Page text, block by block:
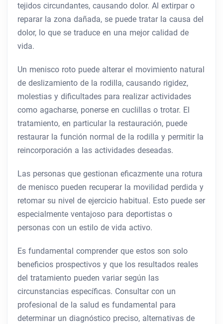
tejidos circundantes, causando dolor. Al extirpar o
reparar la zona dañada, se puede tratar la causa del
dolor, lo que se traduce en una mejor calidad de
vida.
Un menisco roto puede alterar el movimiento natural
de deslizamiento de la rodilla, causando rigidez,
molestias y dificultades para realizar actividades
como agacharse, ponerse en cuclillas o trotar. El
tratamiento, en particular la restauración, puede
restaurar la función normal de la rodilla y permitir la
reincorporación a las actividades deseadas.
Las personas que gestionan eficazmente una rotura
de menisco pueden recuperar la movilidad perdida y
retomar su nivel de ejercicio habitual. Esto puede ser
especialmente ventajoso para deportistas o
personas con un estilo de vida activo.
Es fundamental comprender que estos son solo
beneficios prospectivos y que los resultados reales
del tratamiento pueden variar según las
circunstancias específicas. Consultar con un
profesional de la salud es fundamental para
determinar un diagnóstico preciso, alternativas de